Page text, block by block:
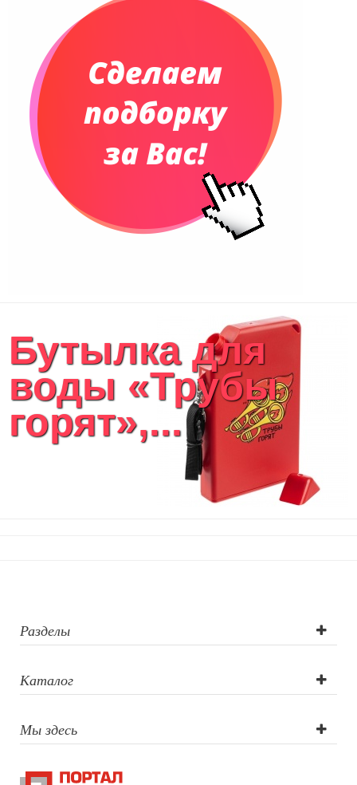
Бутылка для
воды «Трубы
горят»,...
Разделы
Каталог
Мы здесь